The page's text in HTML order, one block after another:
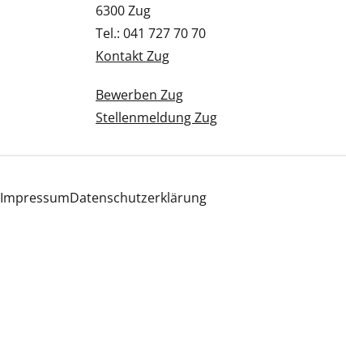
6300 Zug
Tel.: 041 727 70 70
Kontakt Zug
Bewerben Zug
Stellenmeldung Zug
ImpressumDatenschutzerklärung